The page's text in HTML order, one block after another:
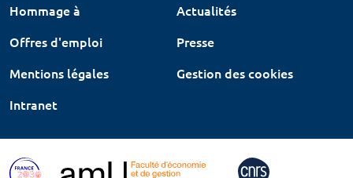
Hommage à
Actualités
Offres d'emploi
Presse
Mentions légales
Gestion des cookies
Intranet